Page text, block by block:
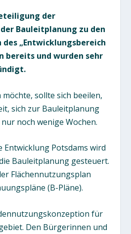
der
Bauleitplanung zu den
des „Entwicklungsbereich
bereits und wurden sehr
sollte sich beeilen,
sich zur Bauleitplanung
noch wenige Wochen.
Entwicklung Potsdams wird
Bauleitplanung gesteuert.
Flächennutzungsplan
(B-Pläne).
für
Den Bürgerinnen und